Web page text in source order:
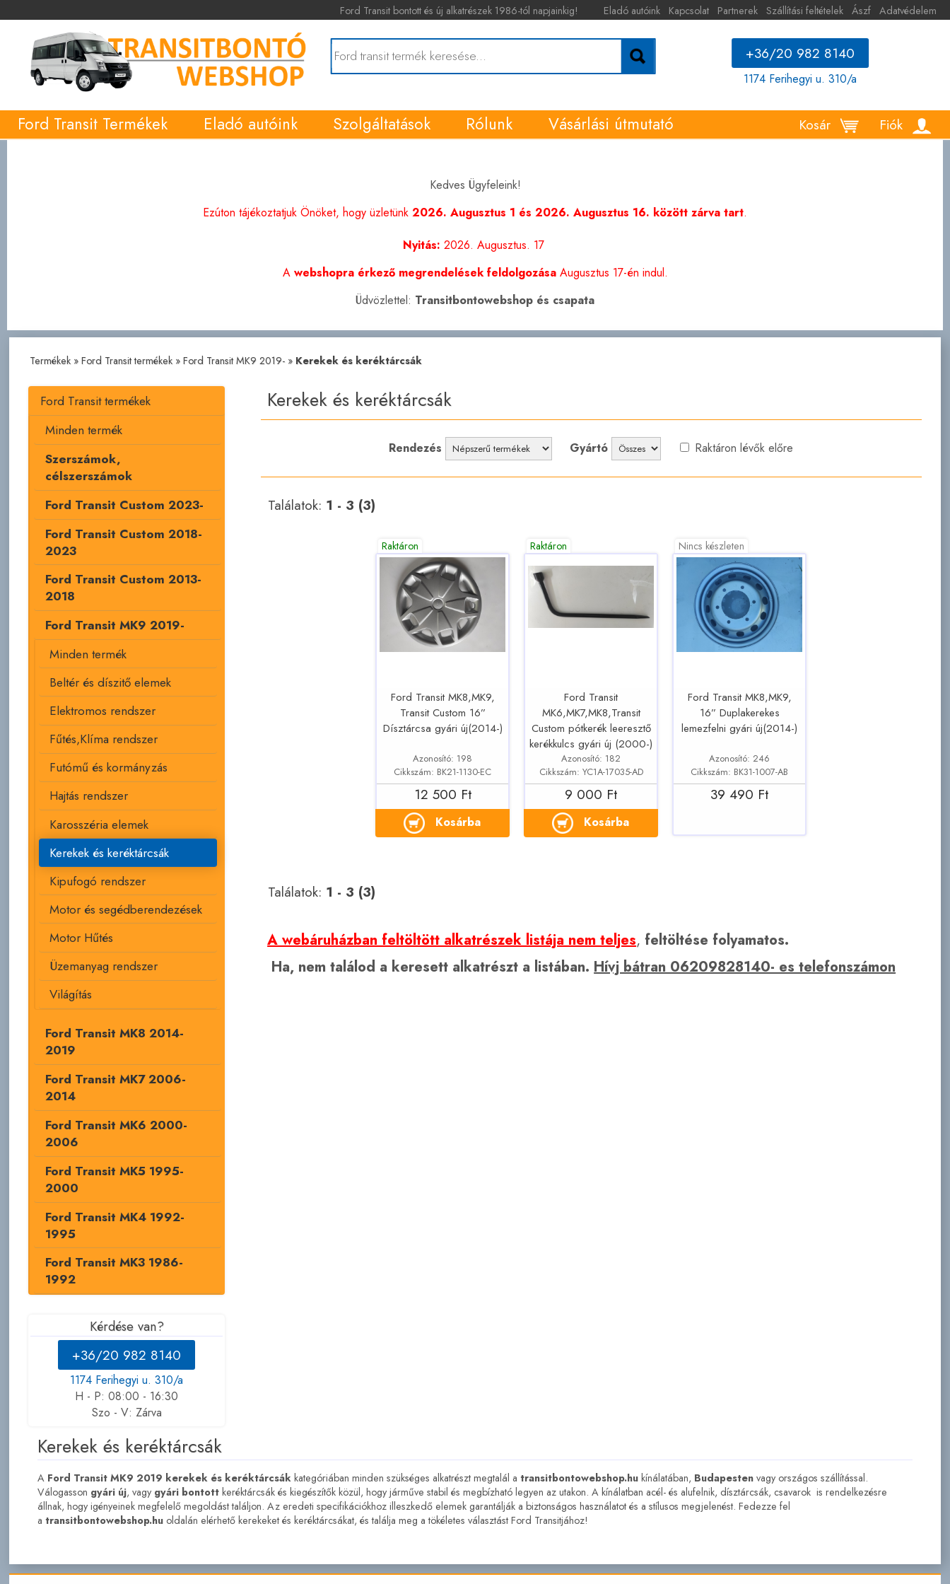
Ford Transit bontott és új alkatrészek 1986-tól napjainkig! Eladó autóink Kapcsolat Partnerek Szállítási feltételek Ászf Adatvédelem
+36/20 982 8140
1174 Ferihegyi u. 310/a
Ford Transit Termékek Eladó autóink Szolgáltatások Rólunk Vásárlási útmutató Fiók
Kosár
Kedves Ügyfeleink!
Ezúton tájékoztatjuk Önöket, hogy üzletünk 2026. Augusztus 1 és 2026. Augusztus 16. között zárva tart.
Nyitás: 2026. Augusztus. 17
A webshopra érkező megrendelések feldolgozásaAugusztus 17-én indul.
Üdvözlettel: Transitbontowebshop és csapata
Ford Transit termékek
Minden termék
Szerszámok,
célszerszámok
Ford Transit Custom 2023-
Ford Transit Custom 2018-
2023
Ford Transit Custom 2013-
2018
Ford Transit MK9 2019-
Minden termék
Beltér és díszitő elemek
Elektromos rendszer
Fűtés,Klíma rendszer
Futómű és kormányzás
Hajtás rendszer
Karosszéria elemek
Kerekek és keréktárcsák
Kipufogó rendszer
Motor és segédberendezések
Motor Hűtés
Üzemanyag rendszer
Világítás
Ford Transit MK8 2014-
2019
Ford Transit MK7 2006-
2014
Ford Transit MK6 2000-
2006
Ford Transit MK5 1995-
2000
Ford Transit MK4 1992-
1995
Ford Transit MK3 1986-
1992
Kérdése van?
+36/20 982 8140
1174 Ferihegyi u. 310/a
H - P: 08:00 - 16:30
Szo - V: Zárva
Termékek» Ford Transit termékek» Ford Transit MK9 2019-» Kerekek és keréktárcsák
Kerekek és keréktárcsák
Rendezés Gyártó Raktáron lévők előre
Találatok: 1 - 3 (3)
Raktáron
Ford Transit MK8,MK9,
Transit Custom 16”
Dísztárcsa gyári új(2014-)
Azonosító: 198
Cikkszám: BK21-1130-EC
12 500 Ft
Kosárba
Raktáron
Ford Transit
MK6,MK7,MK8,Transit
Custom pótkerék leeresztő
kerékkulcs gyári új (2000-)
Azonosító: 182
Cikkszám: YC1A-17035-AD
9 000 Ft
Kosárba
Nincs készleten
Ford Transit MK8,MK9,
16” Duplakerekes
lemezfelni gyári új(2014-)
Azonosító: 246
Cikkszám: BK31-1007-AB
39 490 Ft
Találatok: 1 - 3 (3)
A webáruházban feltöltött alkatrészek listája nem teljes,feltöltése folyamatos.
Ha, nem találod a keresett alkatrészt a listában. Hívj bátran 06209828140- es telefonszámon
Kerekek és keréktárcsák
A Ford Transit MK9 2019 kerekek és keréktárcsákkategóriában minden szükséges alkatrészt megtalál a transitbontowebshop.hukínálatában, Budapestenvagy országos szállítással.
Válogasson gyári új, vagy gyári bontottkeréktárcsák és kiegészítők közül, hogy járműve stabil és megbízható legyen az utakon. A kínálatban acél- és alufelnik, dísztárcsák, csavarok is rendelkezésre
állnak, hogy igényeinek megfelelő megoldást találjon. Az eredeti specifikációkhoz illeszkedő elemek garantálják a biztonságos használatot és a stílusos megjelenést. Fedezze fel
a transitbontowebshop.huoldalán elérhető kerekeket és keréktárcsákat, és találja meg a tökéletes választást Ford Transitjához!